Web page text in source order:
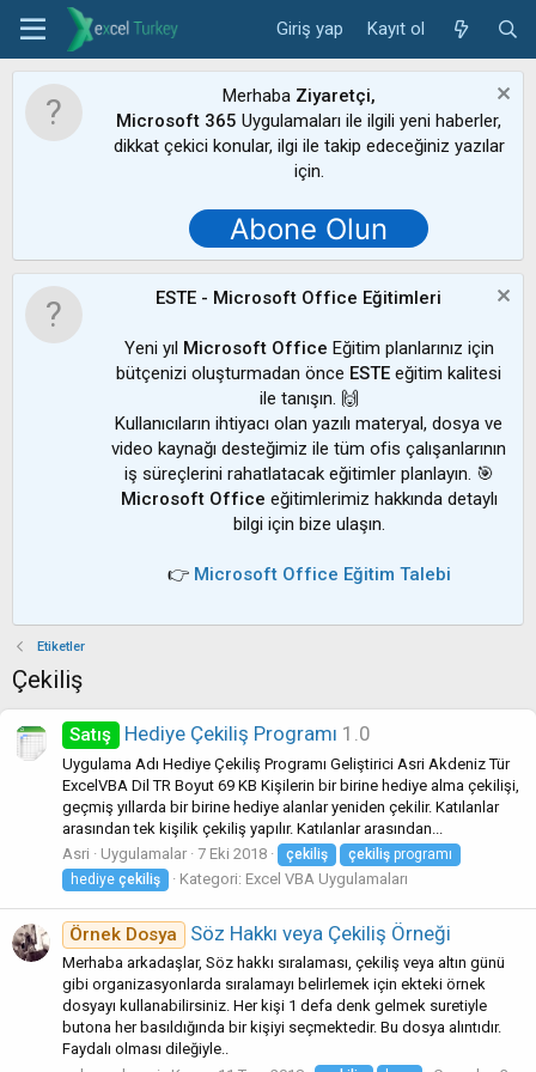
Giriş yap Kayıt ol
Merhaba Ziyaretçi,
Microsoft 365 Uygulamaları ile ilgili yeni haberler,
dikkat çekici konular, ilgi ile takip edeceğiniz yazılar
için.
Abone Olun
ESTE - Microsoft Office Eğitimleri
Yeni yıl Microsoft Office Eğitim planlarınız için
bütçenizi oluşturmadan önce ESTE eğitim kalitesi
ile tanışın. 🙌
Kullanıcıların ihtiyacı olan yazılı materyal, dosya ve
video kaynağı desteğimiz ile tüm ofis çalışanlarının
iş süreçlerini rahatlatacak eğitimler planlayın. 🎯
Microsoft Office eğitimlerimiz hakkında detaylı
bilgi için bize ulaşın.
👉 Microsoft Office Eğitim Talebi
Etiketler
Çekiliş
Satış Hediye Çekiliş Programı 1.0
Uygulama Adı Hediye Çekiliş Programı Geliştirici Asri Akdeniz Tür
ExcelVBA Dil TR Boyut 69 KB Kişilerin bir birine hediye alma çekilişi,
geçmiş yıllarda bir birine hediye alanlar yeniden çekilir. Katılanlar
arasından tek kişilik çekiliş yapılır. Katılanlar arasından...
Asri
Uygulamalar 7 Eki 2018 çekiliş çekiliş programı
hediye çekiliş Kategori: Excel VBA Uygulamaları
Örnek Dosya Söz Hakkı veya Çekiliş Örneği
Merhaba arkadaşlar, Söz hakkı sıralaması, çekiliş veya altın günü
gibi organizasyonlarda sıralamayı belirlemek için ekteki örnek
dosyayı kullanabilirsiniz. Her kişi 1 defa denk gelmek suretiyle
butona her basıldığında bir kişiyi seçmektedir. Bu dosya alıntıdır.
Faydalı olması dileğiyle..